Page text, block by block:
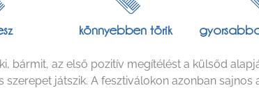
könnyebben törik
bármit, az első pozitív megítélést a külsőd
szerepet játszik. A fesztiválokon azonban